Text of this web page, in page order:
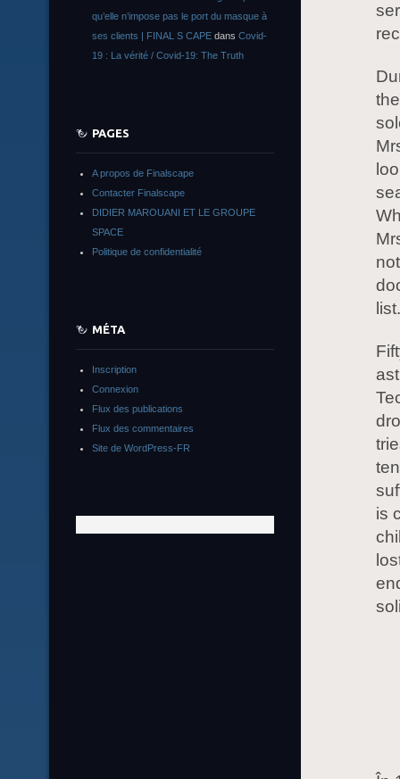
list.
is
qu’elle n’impose pas le port du masque à
ses clients | FINAL S CAPE dans Covid-
19 : La vérité / Covid-19: The Truth
PAGES
A propos de Finalscape
Contacter Finalscape
DIDIER MAROUANI ET LE GROUPE
SPACE
Politique de confidentialité
MÉTA
Inscription
Connexion
Flux des publications
Flux des commentaires
Site de WordPress-FR